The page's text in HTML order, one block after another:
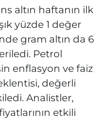
altın haftanın ilk
yüzde 1 değer
gram altın da 6
Petrol
enflasyon ve faiz
değerli
Analistler,
etkili